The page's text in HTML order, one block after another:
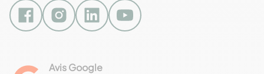
Avis Google